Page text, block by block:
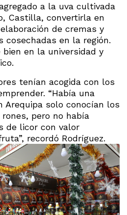
a la uva cultivada
Castilla, convertirla en
de cremas y
cosechadas en la región.
en la universidad y
tenían acogida con los
“Había una
Arequipa solo conocían los
pero no había
de licor con valor
recordó Rodríguez.